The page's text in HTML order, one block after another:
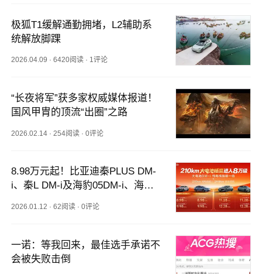
极狐T1缓解通勤拥堵，L2辅助系
统解放脚踝
2026.04.09 ·6420阅读 · 1评论
“长夜将军”获多家权威媒体报道！
国风甲胄的顶流“出圈”之路
2026.02.14 · 254阅读 ·0评论
8.98万元起！比亚迪秦PLUS DM-
i、秦L DM-i及海豹05DM-i、海豹0
2026.01.12 ·62阅读 ·0评论
一诺：等我回来，最佳选手承诺不
会被失败击倒